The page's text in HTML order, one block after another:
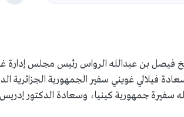
فيصل بن عبدالله الرواس رئيس مجلس إدارة
فيلالي غويني سفير الجمهورية الجزائرية
سفيرة جمهورية كينيا، وسعادة الدكتور